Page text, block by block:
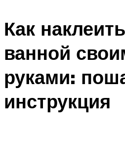
Как
ванной
руками:
инструкция